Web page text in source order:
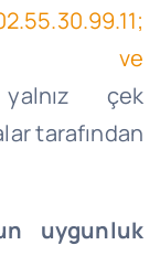
ve
çek
tarafından
uygunluk